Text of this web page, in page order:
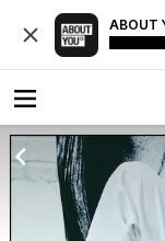
ABOUT